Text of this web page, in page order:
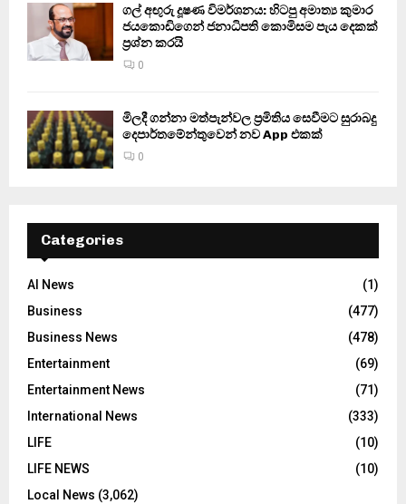
ගල් අඟුරු දූෂණ විමර්ශනය: හිටපු අමාත්‍ය කුමාර
ජයකොඩිගෙන් ජනාධිපති කොමිසම පැය දෙකක්
ප්‍රශ්න කරයි
0
මිලදී ගන්නා මත්පැන්වල ප්‍රමිතිය සෙවීමට සුරාබදු
දෙපාර්තමේන්තුවෙන් නව App එකක්
0
Categories
AI News
(1)
Business
(477)
Business News
(478)
Entertainment
(69)
Entertainment News
(71)
International News
(333)
LIFE
(10)
LIFE NEWS
(10)
Local News (3,062)